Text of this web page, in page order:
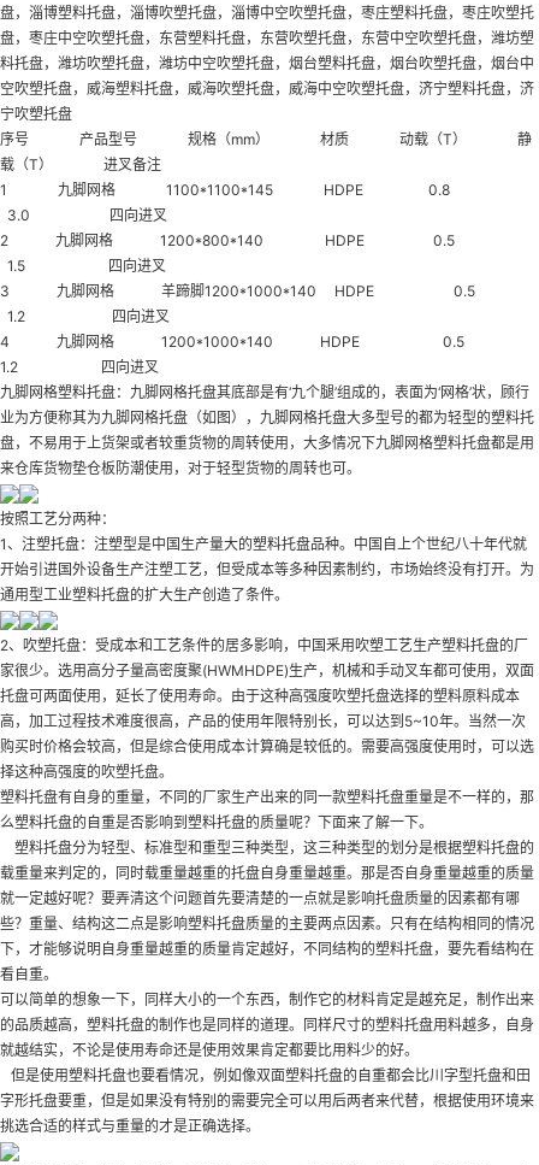
盘，淄博塑料托盘，淄博吹塑托盘，淄博中空吹塑托盘，枣庄塑料托盘，枣庄吹塑托
盘，枣庄中空吹塑托盘，东营塑料托盘，东营吹塑托盘，东营中空吹塑托盘，潍坊塑
料托盘，潍坊吹塑托盘，潍坊中空吹塑托盘，烟台塑料托盘，烟台吹塑托盘，烟台中
空吹塑托盘，威海塑料托盘，威海吹塑托盘，威海中空吹塑托盘，济宁塑料托盘，济
宁吹塑托盘
序号 产品型号 规格（mm） 材质 动载（T） 静
载（T） 进叉备注
1 九脚网格 1100*1100*145 HDPE 0.8
3.0 四向进叉
2 九脚网格 1200*800*140 HDPE 0.5
1.5 四向进叉
3 九脚网格 羊蹄脚1200*1000*140 HDPE 0.5
1.2 四向进叉
4 九脚网格 1200*1000*140 HDPE 0.5
1.2 四向进叉
九脚网格塑料托盘：九脚网格托盘其底部是有‘九个腿’组成的，表面为‘网格’状，顾行
业为方便称其为九脚网格托盘（如图），九脚网格托盘大多型号的都为轻型的塑料托
盘，不易用于上货架或者较重货物的周转使用，大多情况下九脚网格塑料托盘都是用
来仓库货物垫仓板防潮使用，对于轻型货物的周转也可。
按照工艺分两种：
1、注塑托盘：注塑型是中国生产量大的塑料托盘品种。中国自上个世纪八十年代就
开始引进国外设备生产注塑工艺，但受成本等多种因素制约，市场始终没有打开。为
通用型工业塑料托盘的扩大生产创造了条件。
2、吹塑托盘：受成本和工艺条件的居多影响，中国釆用吹塑工艺生产塑料托盘的厂
家很少。选用高分子量高密度聚(HWMHDPE)生产，机械和手动叉车都可使用，双面
托盘可两面使用，延长了使用寿命。由于这种高强度吹塑托盘选择的塑料原料成本
高，加工过程技术难度很高，产品的使用年限特别长，可以达到5~10年。当然一次
购买时价格会较高，但是综合使用成本计算确是较低的。需要高强度使用时，可以选
择这种高强度的吹塑托盘。
塑料托盘有自身的重量，不同的厂家生产出来的同一款塑料托盘重量是不一样的，那
么塑料托盘的自重是否影响到塑料托盘的质量呢？下面来了解一下。
塑料托盘分为轻型、标准型和重型三种类型，这三种类型的划分是根据塑料托盘的
载重量来判定的，同时载重量越重的托盘自身重量越重。那是否自身重量越重的质量
就一定越好呢？要弄清这个问题首先要清楚的一点就是影响托盘质量的因素都有哪
些？重量、结构这二点是影响塑料托盘质量的主要两点因素。只有在结构相同的情况
下，才能够说明自身重量越重的质量肯定越好，不同结构的塑料托盘，要先看结构在
看自重。
可以简单的想象一下，同样大小的一个东西，制作它的材料肯定是越充足，制作出来
的品质越高，塑料托盘的制作也是同样的道理。同样尺寸的塑料托盘用料越多，自身
就越结实，不论是使用寿命还是使用效果肯定都要比用料少的好。
但是使用塑料托盘也要看情况，例如像双面塑料托盘的自重都会比川字型托盘和田
字形托盘要重，但是如果没有特别的需要完全可以用后两者来代替，根据使用环境来
挑选合适的样式与重量的才是正确选择。